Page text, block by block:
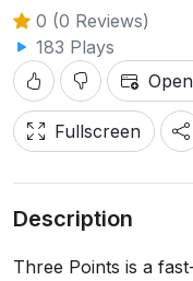
0 (0 Reviews)
183 Plays
Fullscreen
Description
Three Points is a